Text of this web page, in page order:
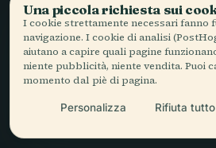
Audiala
Audioguide per come vaghi
davvero — con fonti oneste,
narrate per la strada,
Una piccola richiesta sui
I cookie strettamente necessari fanno
navigazione. I cookie di analisi
aiutano a capire quali pagine
niente pubblicità, niente vendita. Puoi
momento dal piè di pagina.
Personalizza Rifiuta tutto